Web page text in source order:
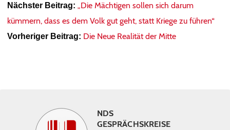
Nächster Beitrag: „Die Mächtigen sollen sich darum
kümmern, dass es dem Volk gut geht, statt Kriege zu führen“
Vorheriger Beitrag: Die Neue Realität der Mitte
NDS
GESPRÄCHSKREISE